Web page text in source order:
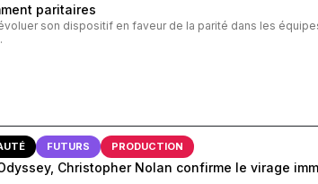
paritaires
son dispositif en faveur de la parité dans les
FUTURS PRODUCTION
Christopher Nolan confirme le virage